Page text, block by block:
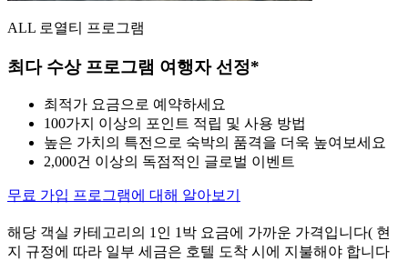
ALL 로열티 프로그램
최다 수상 프로그램 여행자 선정*
최적가 요금으로 예약하세요
100가지 이상의 포인트 적립 및 사용 방법
높은 가치의 특전으로 숙박의 품격을 더욱 높여보세요
2,000건 이상의 독점적인 글로벌 이벤트
무료 가입 프로그램에 대해 알아보기
해당 객실 카테고리의 1인 1박 요금에 가까운 가격입니다( 현
지 규정에 따라 일부 세금은 호텔 도착 시에 지불해야 합니다